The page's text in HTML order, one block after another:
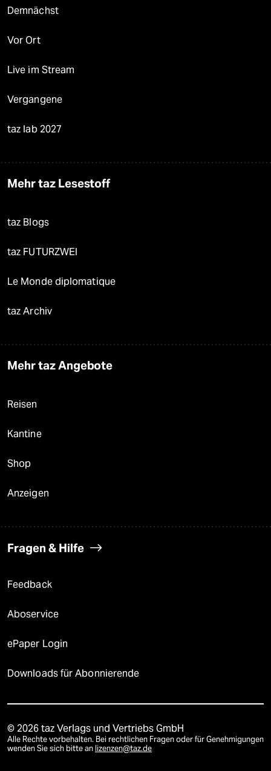
Demnächst
Vor Ort
Live im Stream
Vergangene
taz lab 2027
Mehr taz Lesestoff
taz Blogs
taz FUTURZWEI
Le Monde diplomatique
taz Archiv
Mehr taz Angebote
Reisen
Kantine
Shop
Anzeigen
Fragen & Hilfe
Feedback
Aboservice
ePaper Login
Downloads für Abonnierende
© 2026 taz Verlags und Vertriebs GmbH
Alle Rechte vorbehalten. Bei rechtlichen Fragen oder für Genehmigungen
wenden Sie sich bitte an lizenzen@taz.de